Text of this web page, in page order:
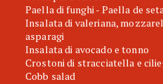
Paella di funghi - Paella de
Insalata di valeriana,
asparagi
Insalata di avocado e tonno
Crostoni di stracciatella e
Cobb salad